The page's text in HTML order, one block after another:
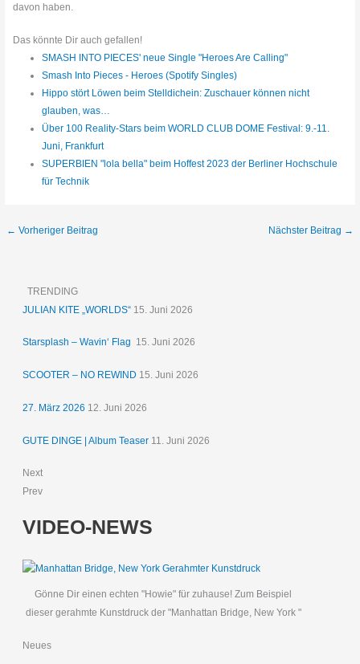
davon haben.
Das könnte Dir auch gefallen!
SMASH INTO PIECES' neue Single "Heroes Are Calling"
Smash Into Pieces - Heroes (Spotify Singles)
Hippo stört Löwen beim Stelldichein: Zuschauer können nicht
glauben, was…
Über 100 Reality-Stars beim WORLD CLUB DOME Festival: 9.-11.
Juni, Frankfurt
SUPERBIEN "lola bella" beim Hoffest 2023 der Berliner Hochschule
für Technik
← Vorheriger Beitrag Nächster Beitrag →
TRENDING
JULIAN KITE „WORLDS“ 15. Juni 2026
Starsplash – Wavin‘ Flag 15. Juni 2026
SCOOTER – NO REWIND 15. Juni 2026
27. März 2026 12. Juni 2026
GUTE DINGE | Album Teaser 11. Juni 2026
Next
Prev
VIDEO-NEWS
Gönne Dir einen echten "Howie" für zuhause! Zum Beispiel
dieser gerahmte Kunstdruck der "Manhattan Bridge, New York "
Neues